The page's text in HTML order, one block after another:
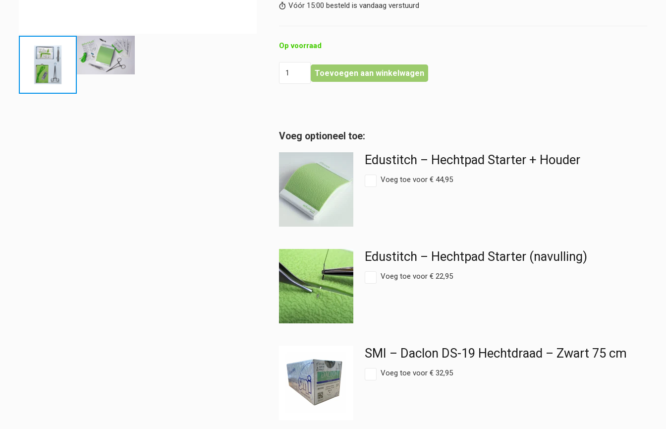
Vóór 15:00 besteld is vandaag verstuurd
Op voorraad
Toevoegen aan winkelwagen
Edustitch – Hechtpad Starter + Houder
Voeg toe voor €44,95
Edustitch – Hechtpad Starter (navulling)
Voeg toe voor €22,95
SMI – Daclon DS-19 Hechtdraad – Zwart 75 cm
Voeg toe voor €32,95